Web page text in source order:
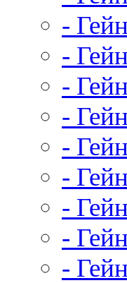
-
-
-
-
-
-
-
-
-